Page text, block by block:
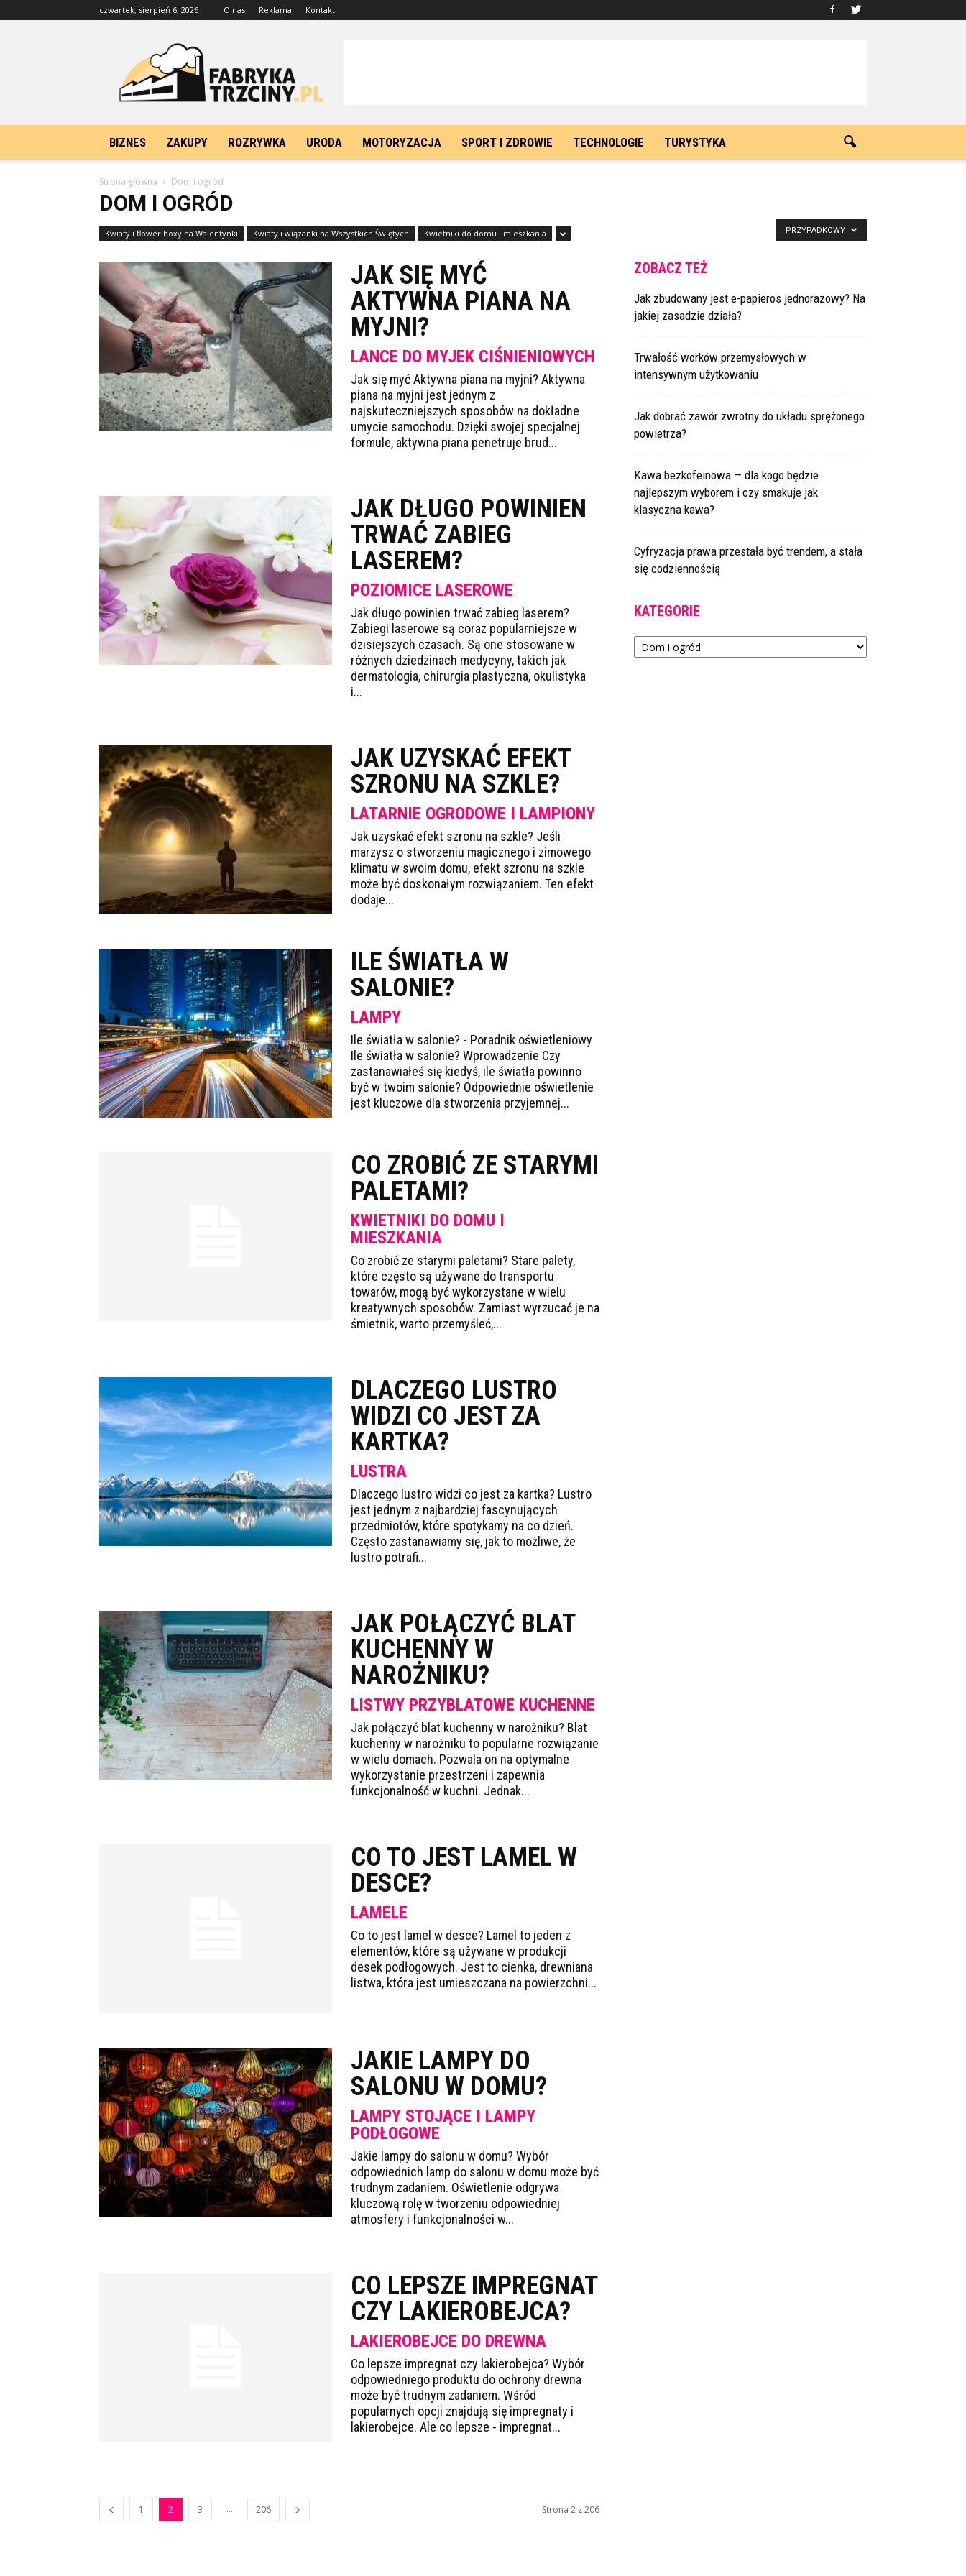
czwartek, sierpień 6, 2026 O nas Reklama Kontakt
FabrykaTrzciny.pl
BIZNES ZAKUPY ROZRYWKA URODA MOTORYZACJA SPORT I ZDROWIE TECHNOLOGIE TURYSTYKA
Strona główna Dom i ogród
DOM I OGRÓD
Kwiaty i flower boxy na Walentynki Kwiaty i wiązanki na Wszystkich Świętych Kwietniki do domu i mieszkania PRZYPADKOWY
JAK SIĘ MYĆ
AKTYWNA PIANA NA
MYJNI?
LANCE DO MYJEK CIŚNIENIOWYCH
Jak się myć Aktywna piana na myjni? Aktywna
piana na myjni jest jednym z
najskuteczniejszych sposobów na dokładne
umycie samochodu. Dzięki swojej specjalnej
formule, aktywna piana penetruje brud...
JAK DŁUGO POWINIEN
TRWAĆ ZABIEG
LASEREM?
POZIOMICE LASEROWE
Jak długo powinien trwać zabieg laserem?
Zabiegi laserowe są coraz popularniejsze w
dzisiejszych czasach. Są one stosowane w
różnych dziedzinach medycyny, takich jak
dermatologia, chirurgia plastyczna, okulistyka
i...
JAK UZYSKAĆ EFEKT
SZRONU NA SZKLE?
LATARNIE OGRODOWE I LAMPIONY
Jak uzyskać efekt szronu na szkle? Jeśli
marzysz o stworzeniu magicznego i zimowego
klimatu w swoim domu, efekt szronu na szkle
może być doskonałym rozwiązaniem. Ten efekt
dodaje...
ILE ŚWIATŁA W
SALONIE?
LAMPY
Ile światła w salonie? - Poradnik oświetleniowy
Ile światła w salonie? Wprowadzenie Czy
zastanawiałeś się kiedyś, ile światła powinno
być w twoim salonie? Odpowiednie oświetlenie
jest kluczowe dla stworzenia przyjemnej...
CO ZROBIĆ ZE STARYMI
PALETAMI?
KWIETNIKI DO DOMU I
MIESZKANIA
Co zrobić ze starymi paletami? Stare palety,
które często są używane do transportu
towarów, mogą być wykorzystane w wielu
kreatywnych sposobów. Zamiast wyrzucać je na
śmietnik, warto przemyśleć,...
DLACZEGO LUSTRO
WIDZI CO JEST ZA
KARTKA?
LUSTRA
Dlaczego lustro widzi co jest za kartka? Lustro
jest jednym z najbardziej fascynujących
przedmiotów, które spotykamy na co dzień.
Często zastanawiamy się, jak to możliwe, że
lustro potrafi...
JAK POŁĄCZYĆ BLAT
KUCHENNY W
NAROŻNIKU?
LISTWY PRZYBLATOWE KUCHENNE
Jak połączyć blat kuchenny w narożniku? Blat
kuchenny w narożniku to popularne rozwiązanie
w wielu domach. Pozwala on na optymalne
wykorzystanie przestrzeni i zapewnia
funkcjonalność w kuchni. Jednak...
CO TO JEST LAMEL W
DESCE?
LAMELE
Co to jest lamel w desce? Lamel to jeden z
elementów, które są używane w produkcji
desek podłogowych. Jest to cienka, drewniana
listwa, która jest umieszczana na powierzchni...
JAKIE LAMPY DO
SALONU W DOMU?
LAMPY STOJĄCE I LAMPY
PODŁOGOWE
Jakie lampy do salonu w domu? Wybór
odpowiednich lamp do salonu w domu może być
trudnym zadaniem. Oświetlenie odgrywa
kluczową rolę w tworzeniu odpowiedniej
atmosfery i funkcjonalności w...
CO LEPSZE IMPREGNAT
CZY LAKIEROBEJCA?
LAKIEROBEJCE DO DREWNA
Co lepsze impregnat czy lakierobejca? Wybór
odpowiedniego produktu do ochrony drewna
może być trudnym zadaniem. Wśród
popularnych opcji znajdują się impregnaty i
lakierobejce. Ale co lepsze - impregnat...
1 2 3 ... 206 Strona 2 z 206
ZOBACZ TEŻ
Jak zbudowany jest e-papieros jednorazowy? Na
jakiej zasadzie działa?
Trwałość worków przemysłowych w
intensywnym użytkowaniu
Jak dobrać zawór zwrotny do układu sprężonego
powietrza?
Kawa bezkofeinowa — dla kogo będzie
najlepszym wyborem i czy smakuje jak
klasyczna kawa?
Cyfryzacja prawa przestała być trendem, a stała
się codziennością
KATEGORIE
Kategorie